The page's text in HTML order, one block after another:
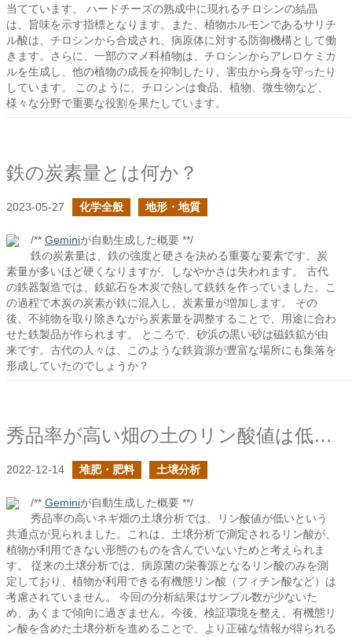
当てています。 ハードチーズの熟成中に現れるチロシンの結晶
は、旨味を示す指標となります。また、植物ホルモンであるサリチ
ル酸は、チロシンから合成され、病原体に対する防御機構として働
きます。さらに、一部のマメ科植物は、チロシンからアレロケミカ
ルを生成し、他の植物の成長を抑制したり、害虫から身を守ったり
しています。 このように、チロシンは食品、植物、微生物など、
様々な分野で重要な役割を果たしています。
鉄の炭素量とは何か？
2023-05-27 化学全般 地形・地質
/** Geminiが自動生成した概要 **/
鉄の炭素量は、鉄の強度と硬さを決める重要な要素です。炭
素量が多いほど硬くなりますが、しなやかさは失われます。 古代
の鉄器製造では、鉄鉱石を木炭で熱して銑鉄を作っていました。こ
の過程で木炭の炭素が鉄に混入し、炭素量が増加します。 その
後、不純物を取り除きながら炭素量を調整することで、用途に合わ
せた鉄製品が作られます。 ところで、砂浜の黒い砂は磁鉄鉱が由
来です。古代の人々は、このような鉄資源が豊富な場所にも集落を
形成していたのでしょうか？
秀品率が高い畑の土のリン酸値は低かった
2022-12-14 堆肥・肥料 土壌分析
/** Geminiが自動生成した概要 **/
秀品率の高いネギ畑の土壌分析では、リン酸値が低いという
共通点が見られました。これは、土壌分析で測定されるリン酸が、
植物が利用できない形態のものを含んでいないためと考えられま
す。 従来の土壌分析では、病原菌の栄養源となるリン酸のみを測
定しており、植物が利用できる有機態リン酸（フィチン酸など）は
考慮されていません。 今回の分析結果はサンプル数が少ないた
め、あくまで傾向に過ぎません。今後、検証環境を整え、有機態リ
ン酸を含めた土壌分析を進めることで、より正確な情報が得られる